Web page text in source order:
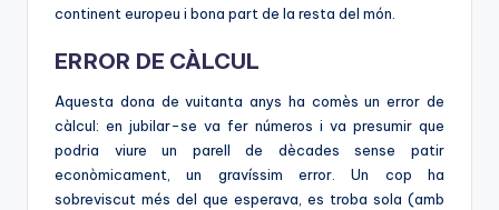
continent europeu i bona part de la resta del món.
ERROR DE CÀLCUL
Aquesta dona de vuitanta anys ha comès un error de
càlcul: en jubilar-se va fer números i va presumir que
podria viure un parell de dècades sense patir
econòmicament, un gravíssim error. Un cop ha
sobreviscut més del que esperava, es troba sola (amb